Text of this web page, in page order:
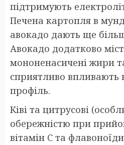
підтримують
Печена картопля в
авокадо дають ще
Авокадо додатково
мононенасичені жири
сприятливо впливають
профіль.
Ківі та цитрусові
обережністю при
вітамін С та